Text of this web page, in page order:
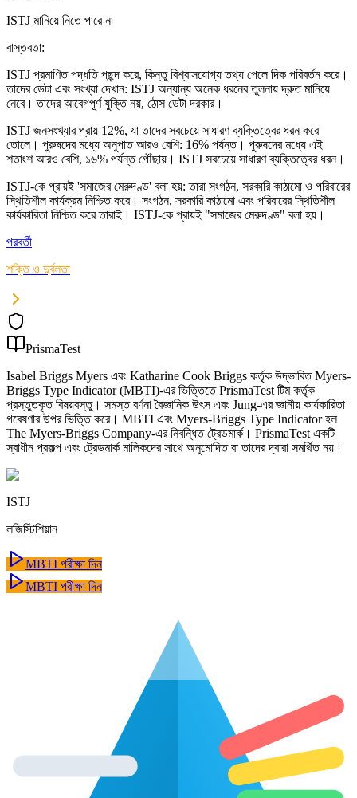
ISTJ মানিয়ে নিতে পারে না
বাস্তবতা:
ISTJ প্রমাণিত পদ্ধতি পছন্দ করে, কিন্তু বিশ্বাসযোগ্য তথ্য পেলে দিক পরিবর্তন করে।
তাদের ডেটা এবং সংখ্যা দেখান: ISTJ অন্যান্য অনেক ধরনের তুলনায় দ্রুত মানিয়ে
নেবে। তাদের আবেগপূর্ণ যুক্তি নয়, ঠোস ডেটা দরকার।
ISTJ জনসংখ্যার প্রায় 12%, যা তাদের সবচেয়ে সাধারণ ব্যক্তিত্বের ধরন করে
তোলে। পুরুষদের মধ্যে অনুপাত আরও বেশি: 16% পর্যন্ত। পুরুষদের মধ্যে এই
শতাংশ আরও বেশি, ১৬% পর্যন্ত পৌঁছায়। ISTJ সবচেয়ে সাধারণ ব্যক্তিত্বের ধরন।
ISTJ-কে প্রায়ই 'সমাজের মেরুদণ্ড' বলা হয়: তারা সংগঠন, সরকারি কাঠামো ও পরিবারের
স্থিতিশীল কার্যক্রম নিশ্চিত করে। সংগঠন, সরকারি কাঠামো এবং পরিবারের স্থিতিশীল
কার্যকারিতা নিশ্চিত করে তারাই। ISTJ-কে প্রায়ই "সমাজের মেরুদণ্ড" বলা হয়।
পরবর্তী
শক্তি ও দুর্বলতা
PrismaTest
Isabel Briggs Myers এবং Katharine Cook Briggs কর্তৃক উদ্ভাবিত Myers-
Briggs Type Indicator (MBTI)-এর ভিত্তিতে PrismaTest টিম কর্তৃক
প্রস্তুতকৃত বিষয়বস্তু। সমস্ত বর্ণনা বৈজ্ঞানিক উৎস এবং Jung-এর জ্ঞানীয় কার্যকারিতা
গবেষণার উপর ভিত্তি করে। MBTI এবং Myers-Briggs Type Indicator হল
The Myers-Briggs Company-এর নিবন্ধিত ট্রেডমার্ক। PrismaTest একটি
স্বাধীন প্রকল্প এবং ট্রেডমার্ক মালিকদের সাথে অনুমোদিত বা তাদের দ্বারা সমর্থিত নয়।
ISTJ
লজিস্টিশিয়ান
MBTI পরীক্ষা দিন
MBTI পরীক্ষা দিন